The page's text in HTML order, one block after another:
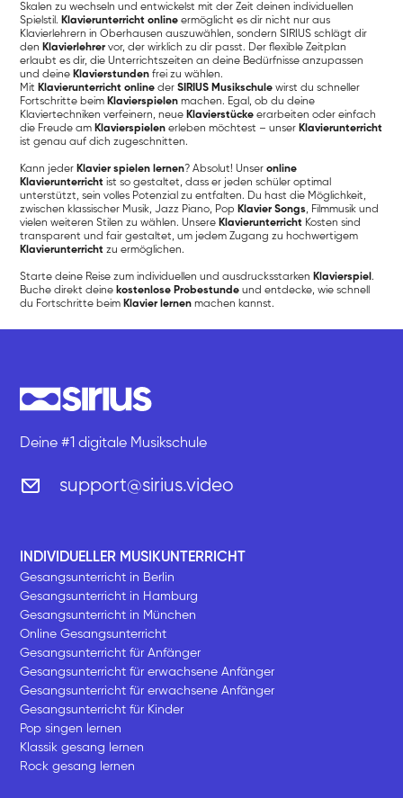
Skalen zu wechseln und entwickelst mit der Zeit deinen individuellen
Spielstil. Klavierunterricht online ermöglicht es dir nicht nur aus
Klavierlehrern in Oberhausen auszuwählen, sondern SIRIUS schlägt dir
den Klavierlehrer vor, der wirklich zu dir passt. Der flexible Zeitplan
erlaubt es dir, die Unterrichtszeiten an deine Bedürfnisse anzupassen
und deine Klavierstunden frei zu wählen.
Mit Klavierunterricht online derSIRIUS Musikschule wirst du schneller
Fortschritte beim Klavierspielen machen. Egal, ob du deine
Klaviertechniken verfeinern, neue Klavierstücke erarbeiten oder einfach
die Freude am Klavierspielen erleben möchtest – unser Klavierunterricht
ist genau auf dich zugeschnitten.
Kann jeder Klavier spielen lernen? Absolut! Unseronline
Klavierunterricht ist so gestaltet, dass er jeden schüler optimal
unterstützt, sein volles Potenzial zu entfalten. Du hast die Möglichkeit,
zwischen klassischer Musik, Jazz Piano, Pop Klavier Songs, Filmmusik und
vielen weiteren Stilen zu wählen. Unsere Klavierunterricht Kosten sind
transparent und fair gestaltet, um jedem Zugang zu hochwertigem
Klavierunterricht zu ermöglichen.
Starte deine Reise zum individuellen und ausdrucksstarken Klavierspiel.
Buche direkt deine kostenlose Probestunde und entdecke, wie schnell
du Fortschritte beim Klavier lernen machen kannst.
Deine #1 digitale Musikschule
support@sirius.video
INDIVIDUELLER MUSIKUNTERRICHT
Gesangsunterricht in Berlin
Gesangsunterricht in Hamburg
Gesangsunterricht in München
Online Gesangsunterricht
Gesangsunterricht für Anfänger
Gesangsunterricht für erwachsene Anfänger
Gesangsunterricht für erwachsene Anfänger
Gesangsunterricht für Kinder
Pop singen lernen
Klassik gesang lernen
Rock gesang lernen